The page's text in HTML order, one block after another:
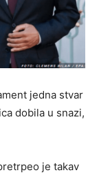
jedna stvar
dobila u snazi,
je takav